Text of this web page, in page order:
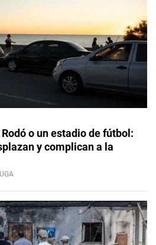
o un estadio de fútbol:
y complican a la